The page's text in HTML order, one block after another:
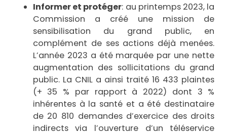
Informer et protéger: au printemps 2023, la
Commission a créé une mission de
sensibilisation du grand public, en
complément de ses actions déjà menées.
L’année 2023 a été marquée par une nette
augmentation des sollicitations du grand
public. La CNIL a ainsi traité 16 433 plaintes
(+ 35 % par rapport à 2022) dont 3 %
inhérentes à la santé et a été destinataire
de 20 810 demandes d’exercice des droits
indirects via l’ouverture d’un téléservice